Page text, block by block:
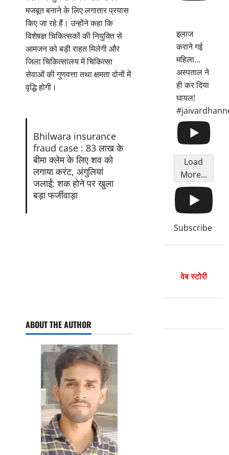
मजबूत बनाने के लिए लगातार प्रयास
किए जा रहे हैं। उन्होंने कहा कि
विशेषज्ञ चिकित्सकों की नियुक्ति से
आमजन को बड़ी राहत मिलेगी और
जिला चिकित्सालय में चिकित्सा
सेवाओं की गुणवत्ता तथा क्षमता दोनों में
वृद्धि होगी।
Bhilwara insurance
fraud case : 83 लाख के
बीमा क्लेम के लिए शव को
लगाया करंट, अंगुलियां
जलाईं; शक होने पर खुला
बड़ा फर्जीवाड़ा
ABOUT THE AUTHOR
इलाज
कराने गई
महिला...
अस्पताल ने
ही कर दिया
घायल!
Load
More...
Subscribe
वेब स्टोरी